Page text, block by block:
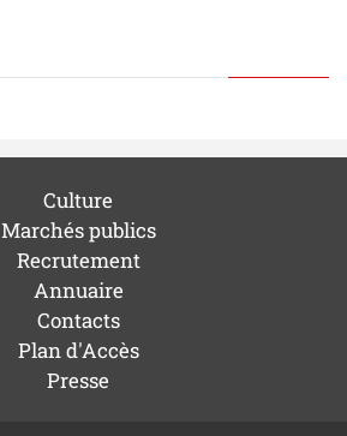
Culture
Marchés publics
Recrutement
Annuaire
Contacts
Plan d'Accès
Presse